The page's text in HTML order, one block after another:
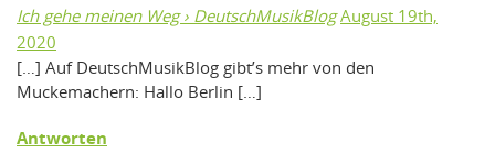
Ich gehe meinen Weg › DeutschMusikBlog August 19th,
2020
[…] Auf DeutschMusikBlog gibt’s mehr von den
Muckemachern: Hallo Berlin […]
Antworten